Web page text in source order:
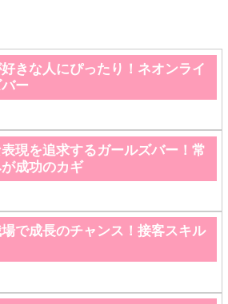
きな人にぴったり！ネオンライ
ー
現を追求するガールズバー！常
成功のカギ
で成長のチャンス！接客スキル